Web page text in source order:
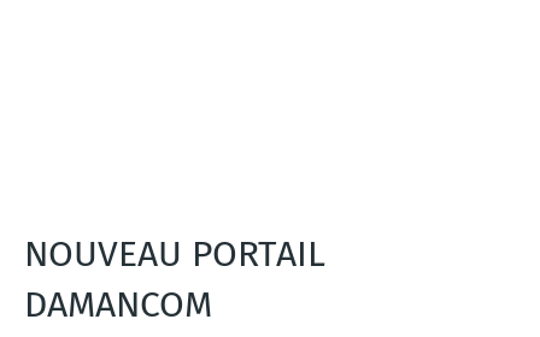
NOUVEAU PORTAIL
DAMANCOM